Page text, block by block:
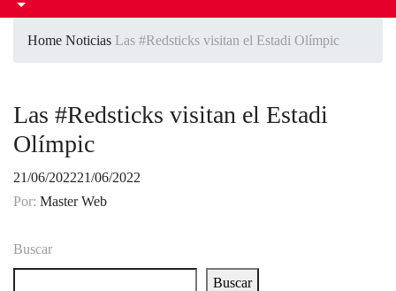
Home Noticias Las #Redsticks visitan el Estadi Olímpic
Las #Redsticks visitan el Estadi
Olímpic
21/06/202221/06/2022
Por: Master Web
Buscar
Buscar